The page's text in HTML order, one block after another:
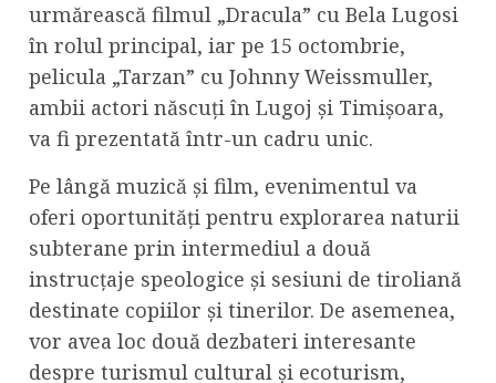
urmărească filmul „Dracula” cu Bela Lugosi
în rolul principal, iar pe 15 octombrie,
pelicula „Tarzan” cu Johnny Weissmuller,
ambii actori născuți în Lugoj și Timișoara,
va fi prezentată într-un cadru unic.
Pe lângă muzică și film, evenimentul va
oferi oportunități pentru explorarea naturii
subterane prin intermediul a două
instrucțaje speologice și sesiuni de tiroliană
destinate copiilor și tinerilor. De asemenea,
vor avea loc două dezbateri interesante
despre turismul cultural și ecoturism,